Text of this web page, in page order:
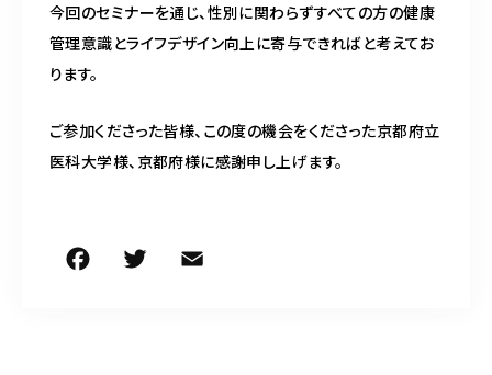
今回のセミナーを通じ、性別に関わらずすべての方の健康
管理意識とライフデザイン向上に寄与できればと考えてお
ります。
ご参加くださった皆様、この度の機会をくださった京都府立
医科大学様、京都府様に感謝申し上げます。